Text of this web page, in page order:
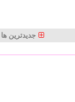
جدیدترین ها